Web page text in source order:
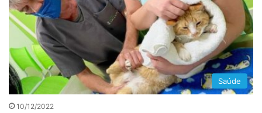
Saúde
10/12/2022